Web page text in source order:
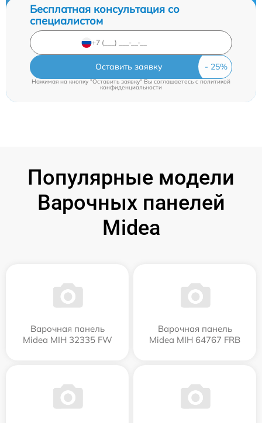
Бесплатная консультация со
специалистом
Оставить заявку
Нажимая на кнопку "Оставить заявку" Вы соглашаетесь cполитикой
конфиденциальности
Популярные модели
Варочных панелей
Midea
Варочная панель
Midea MIH 32335 FW
Варочная панель
Midea MIH 64767 FRB